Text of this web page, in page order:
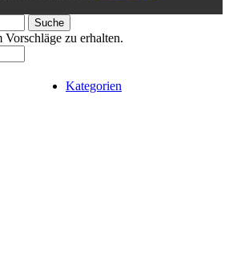
Suche
Vorschläge zu erhalten.
Kategorien